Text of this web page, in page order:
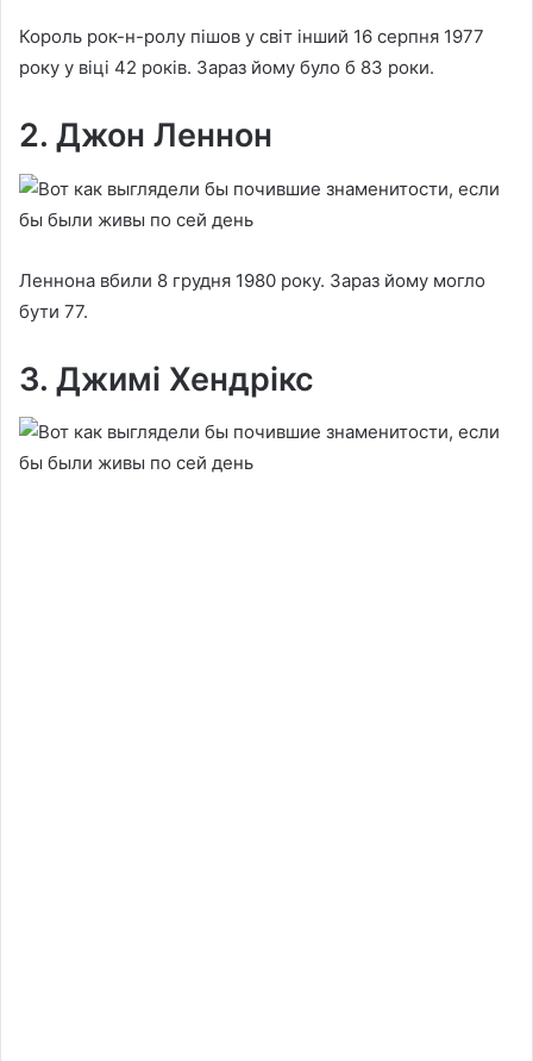
Король рок-н-ролу пішов у світ інший 16 серпня 1977
року у віці 42 років. Зараз йому було б 83 роки.
2. Джон Леннон
Леннона вбили 8 грудня 1980 року. Зараз йому могло
бути 77.
3. Джимі Хендрікс